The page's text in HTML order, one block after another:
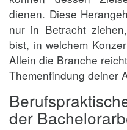
dienen. Diese
nur in Betracht
bist, in welchem
Allein die Branche
Themenfindung deiner
der